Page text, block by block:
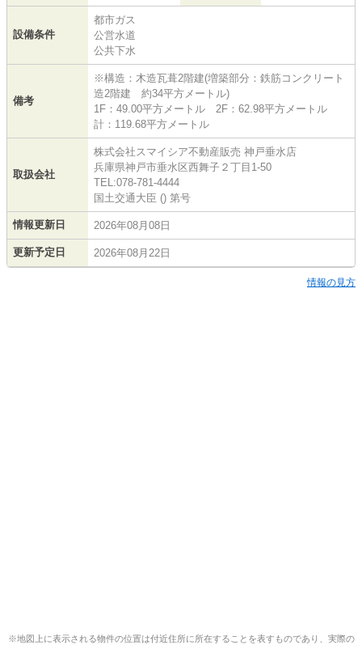
設備条件
都市ガス
公営水道
公共下水
備考
※構造：木造瓦葺2階建(増築部分：鉄筋コンクリート
造2階建 約34平方メートル)
1F：49.00平方メートル 2F：62.98平方メートル
計：119.68平方メートル
取扱会社
株式会社スマイシア不動産販売 神戸垂水店
兵庫県神戸市垂水区西舞子２丁目1-50
TEL:078-781-4444
国土交通大臣 () 第号
情報更新日 2026年08月08日
更新予定日 2026年08月22日
情報の見方
※地図上に表示される物件の位置は付近住所に所在することを表すものであり、実際の